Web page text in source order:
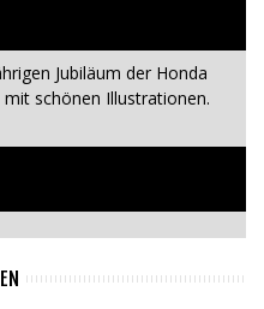
Jubiläum der Honda
schönen Illustrationen.